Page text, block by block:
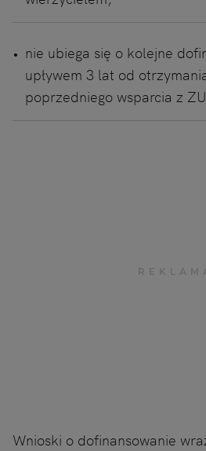
nie ubiega się o kolejne
upływem 3 lat od
poprzedniego wsparcia z
Wnioski o dofinansowanie